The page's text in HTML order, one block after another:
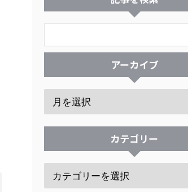
アーカイブ
カテゴリー